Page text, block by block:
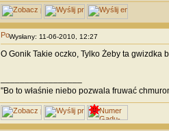
Wysłany: 11-06-2010, 12:27
O Gonik Takie oczko, Tylko Żeby ta gwizdka
"Bo to właśnie niebo pozwala fruwać